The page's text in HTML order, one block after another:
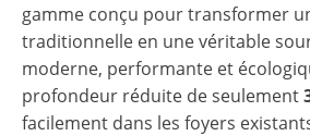
gamme conçu pour transformer
traditionnelle en une véritable
moderne, performante et
profondeur réduite de seulement
facilement dans les foyers